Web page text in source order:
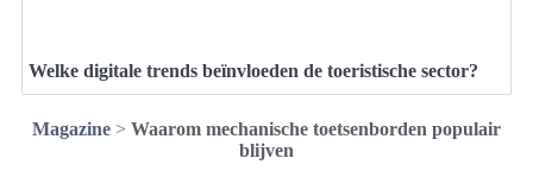
Welke digitale trends beïnvloeden de toeristische sector?
Magazine > Waarom mechanische toetsenborden populair
blijven